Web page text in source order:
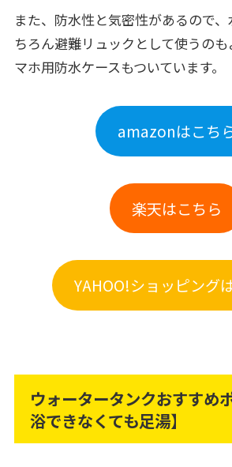
また、防水性と気密性があるので
ちろん避難リュックとして使うの
マホ用防水ケースもついています。
amazonはこち
楽天はこちら
YAHOO!ショッピング
ウォータータンクおすすめ
浴できなくても足湯】